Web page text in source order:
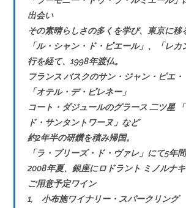
出会い
その素晴らしさの多くを学び、東京に移
「ル・シャン・ド・ピエール」、「レ
行を経て、1998年渡仏。
フランス バスクのサン・ジャン・ピエ
「オテル・デ・ピレネー」
コート・ダジュールのグラース 二ツ星
ド・サンタントワーヌ」など
約2年半の研鑽を積み帰国。
「ラ・ブリーズ・ド・ヴァレ」にて5年
2008年夏、銀座にロドラント ミノルナキ
ご用意予定ワイン
1, 小布施ワイナリー・スパークリング